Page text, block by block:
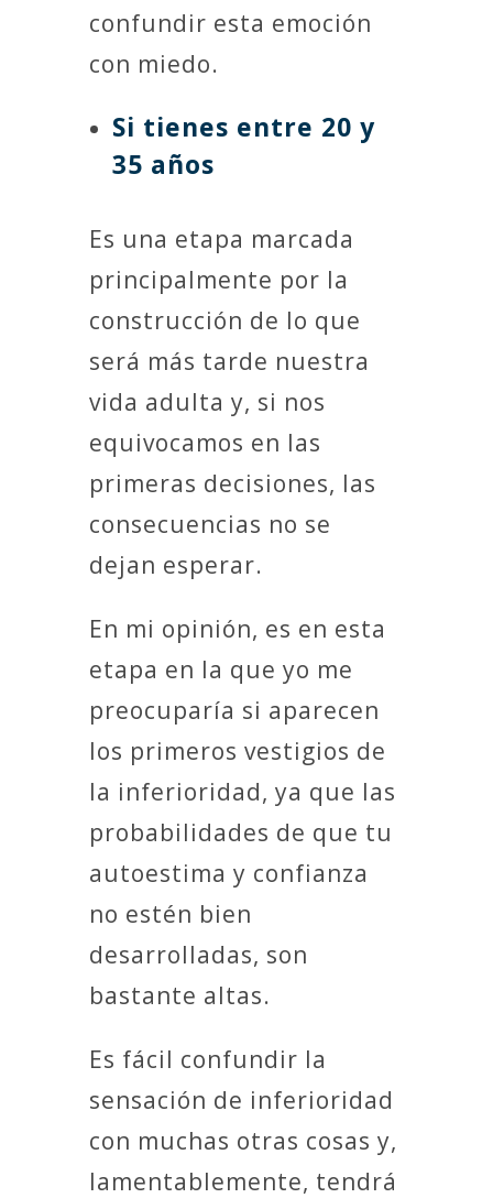
confundir esta emoción
con miedo.
Si tienes entre 20 y
35 años
Es una etapa marcada
principalmente por la
construcción de lo que
será más tarde nuestra
vida adulta y, si nos
equivocamos en las
primeras decisiones, las
consecuencias no se
dejan esperar.
En mi opinión, es en esta
etapa en la que yo me
preocuparía si aparecen
los primeros vestigios de
la inferioridad, ya que las
probabilidades de que tu
autoestima y confianza
no estén bien
desarrolladas, son
bastante altas.
Es fácil confundir la
sensación de inferioridad
con muchas otras cosas y,
lamentablemente, tendrá